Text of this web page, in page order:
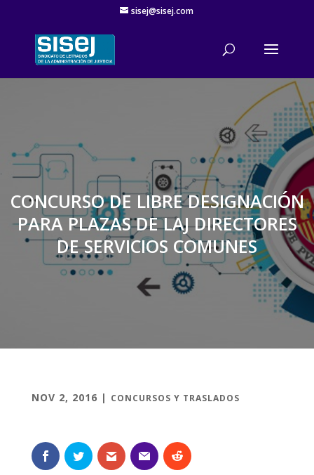
sisej@sisej.com
'
CONCURSO DE LIBRE DESIGNACIÓN
PARA PLAZAS DE LAJ DIRECTORES
DE SERVICIOS COMUNES
NOV 2, 2016 | CONCURSOS Y TRASLADOS